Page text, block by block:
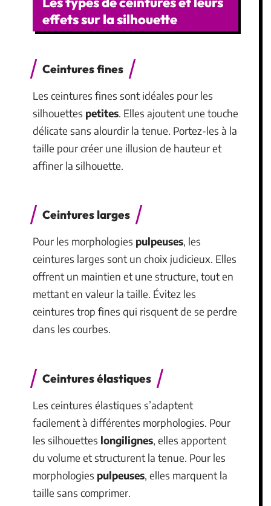
effets sur la silhouette
Ceintures fines
Les ceintures fines sont idéales pour les
silhouettes petites. Elles ajoutent une touche
délicate sans alourdir la tenue. Portez-les à la
taille pour créer une illusion de hauteur et
affiner la silhouette.
Ceintures larges
Pour les morphologies pulpeuses, les
ceintures larges sont un choix judicieux. Elles
offrent un maintien et une structure, tout en
mettant en valeur la taille. Évitez les
ceintures trop fines qui risquent de se perdre
dans les courbes.
Ceintures élastiques
Les ceintures élastiques s’adaptent
facilement à différentes morphologies. Pour
les silhouettes longilignes, elles apportent
du volume et structurent la tenue. Pour les
morphologies pulpeuses, elles marquent la
taille sans comprimer.